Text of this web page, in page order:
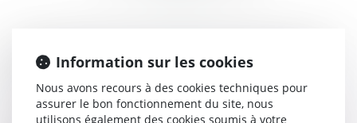
Maître Antoine le Gentil est devenu avocat en décembre
1994.
Après avoir exercé 2 ans à Béthune, il a rejoint son père, lui-
Information sur les cookies
Nous avons recours à des cookies techniques pour
assurer le bon fonctionnement du site, nous
utilisons également des cookies soumis à votre